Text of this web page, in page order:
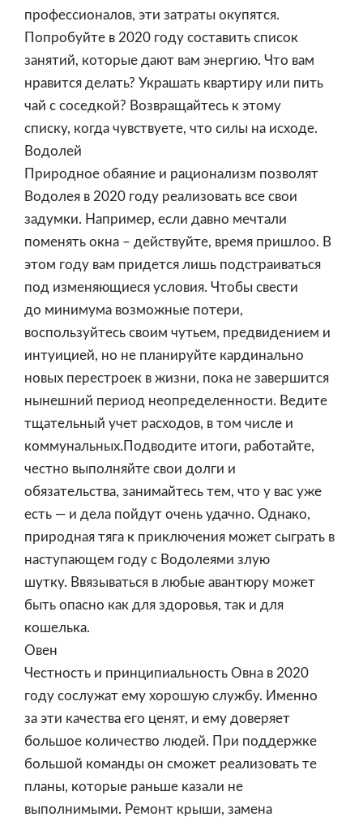
профессионалов, эти затраты окупятся.
Попробуйте в 2020 году составить список
занятий, которые дают вам энергию. Что вам
нравится делать? Украшать квартиру или пить
чай с соседкой? Возвращайтесь к этому
списку, когда чувствуете, что силы на исходе.
Водолей
Природное обаяние и рационализм позволят
Водолея в 2020 году реализовать все свои
задумки. Например, если давно мечтали
поменять окна – действуйте, время пришлоо. В
этом году вам придется лишь подстраиваться
под изменяющиеся условия. Чтобы свести
до минимума возможные потери,
воспользуйтесь своим чутьем, предвидением и
интуицией, но не планируйте кардинально
новых перестроек в жизни, пока не завершится
нынешний период неопределенности. Ведите
тщательный учет расходов, в том числе и
коммунальных.Подводите итоги, работайте,
честно выполняйте свои долги и
обязательства, занимайтесь тем, что у вас уже
есть — и дела пойдут очень удачно. Однако,
природная тяга к приключения может сыграть в
наступающем году с Водолеями злую
шутку. Ввязываться в любые авантюру может
быть опасно как для здоровья, так и для
кошелька.
Овен
Честность и принципиальность Овна в 2020
году сослужат ему хорошую службу. Именно
за эти качества его ценят, и ему доверяет
большое количество людей. При поддержке
большой команды он сможет реализовать те
планы, которые раньше казали не
выполнимыми. Ремонт крыши, замена